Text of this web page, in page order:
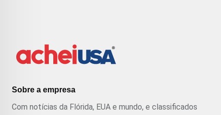
Sobre a empresa
Com notícias da Flórida, EUA e mundo, e classificados